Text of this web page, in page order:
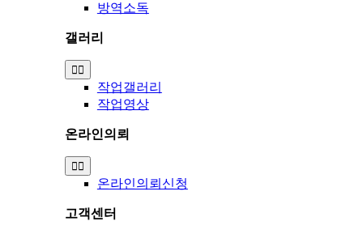
방역소독
갤러리
Toggle
Navigation
작업갤러리
작업영상
온라인의뢰
Toggle
Navigation
온라인의뢰신청
고객센터